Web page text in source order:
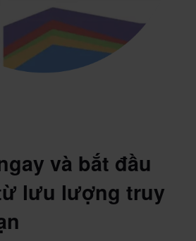
và bắt đầu
lưu lượng truy